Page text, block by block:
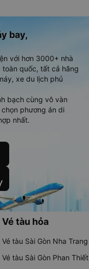
bay,
với hơn 3000+ nhà
quốc, tất cả hãng
xe du lịch phủ
bạch cùng vô vàn
phương án di
nhất.
Vé tàu hỏa
Vé tàu Sài Gòn Nha Trang
Vé tàu Sài Gòn Phan Thiết